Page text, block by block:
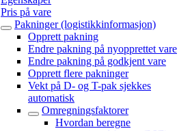
Pris på vare
Pakninger (logistikkinformasjon)
Opprett pakning
Endre pakning på nyopprettet vare
Endre pakning på godkjent vare
Opprett flere pakninger
Vekt på D- og T-pak sjekkes
automatisk
Omregningsfaktorer
Hvordan beregne